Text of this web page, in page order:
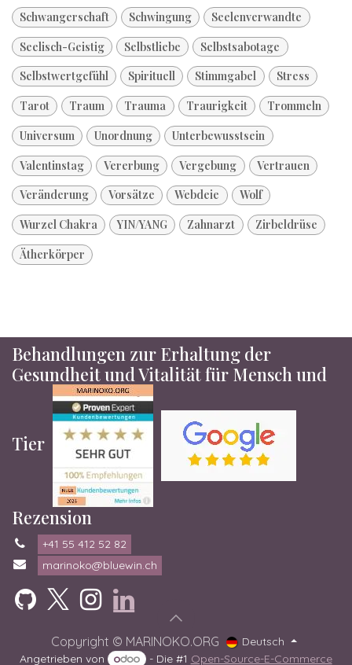
Schwangerschaft
Schwingung
Seelenverwandte
Seelisch-Geistig
Selbstliebe
Selbstsabotage
Selbstwertgefühl
Spirituell Stimmgabel
Stress
Tarot
Traum Trauma Traurigkeit
Trommeln
Universum
Unordnung
Unterbewusstsein
Valentinstag
Vererbung Vergebung
Vertrauen
Veränderung
Vorsätze Webdeie
Wolf
Wurzel Chakra
YIN/YANG Zahnarzt
Zirbeldrüse
Ätherkörper
Behandlungen zur Erhaltung der
Gesundheit und Vitalität für Mensch und
Tier
Rezension
+41 55 412 52 82
marinoko@bluewin.ch
Copyright © MARINOKO.ORG
Deutsch
Angetrieben von
- Die #1 Open-Source-E-Commerce